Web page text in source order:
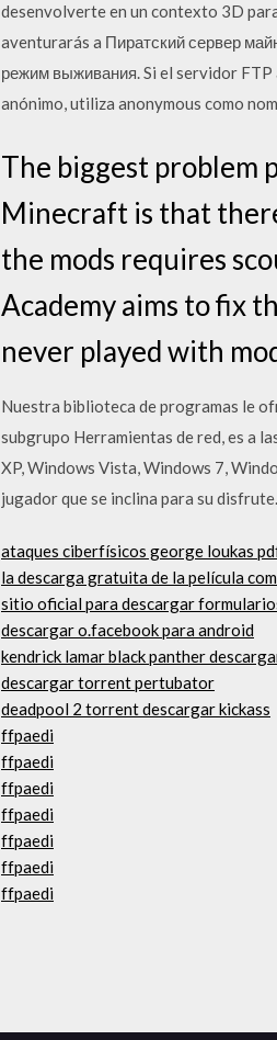
desenvolverte en un contexto 3D
aventurarás a Пиратский сервер
режим выживания. Si el servidor
anónimo, utiliza anonymous como
The biggest problem
Minecraft is that
the mods requires
Academy aims to fix
never played with
Nuestra biblioteca de programas le
subgrupo Herramientas de red, es a
XP, Windows Vista, Windows 7,
jugador que se inclina para su disfrute.
ataques ciberfísicos george loukas
la descarga gratuita de la película
sitio oficial para descargar
descargar o.facebook para android
kendrick lamar black panther
descargar torrent pertubator
deadpool 2 torrent descargar kickass
ffpaedi
ffpaedi
ffpaedi
ffpaedi
ffpaedi
ffpaedi
ffpaedi